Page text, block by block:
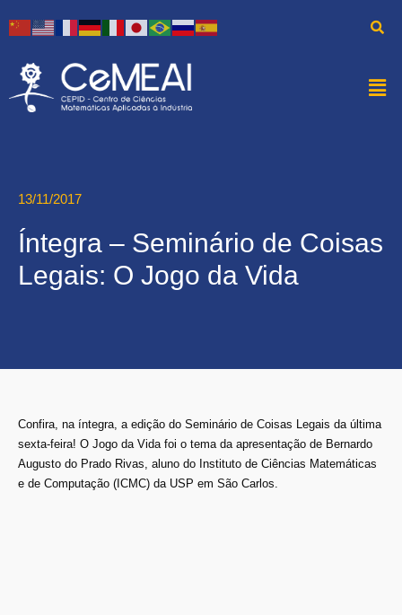
13/11/2017
Íntegra – Seminário de Coisas
Legais: O Jogo da Vida
Confira, na íntegra, a edição do Seminário de Coisas Legais​ da última
sexta-feira! O Jogo da Vida foi o tema da apresentação de Bernardo
Augusto do Prado Rivas, aluno do Instituto de Ciências Matemáticas
e de Computação (ICMC) da USP em São Carlos.